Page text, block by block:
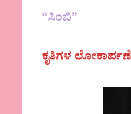
“ಸಿಂಬಿ”
ಕೃತಿಗಳ ಲೋಕಾರ್ಪಣೆ